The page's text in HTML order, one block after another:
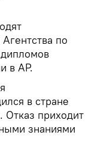
по
в АР.
в стране
приходит
знаниями